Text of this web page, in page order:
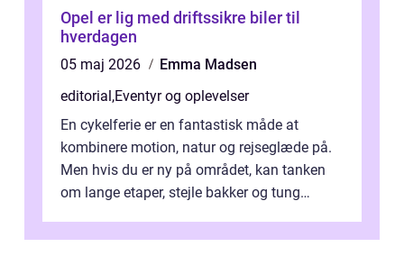
Opel er lig med driftssikre biler til
hverdagen
05 maj 2026
Emma Madsen
editorial ,Eventyr og oplevelser
En cykelferie er en fantastisk måde at
kombinere motion, natur og rejseglæde på.
Men hvis du er ny på området, kan tanken
om lange etaper, stejle bakker og tung